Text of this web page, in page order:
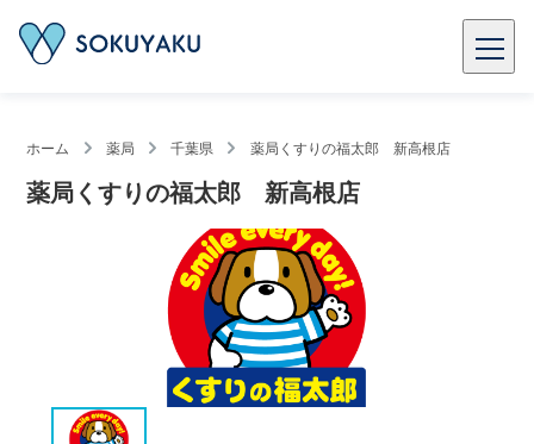
ホーム 薬局 千葉県 薬局くすりの福太郎 新高根店
薬局くすりの福太郎 新高根店